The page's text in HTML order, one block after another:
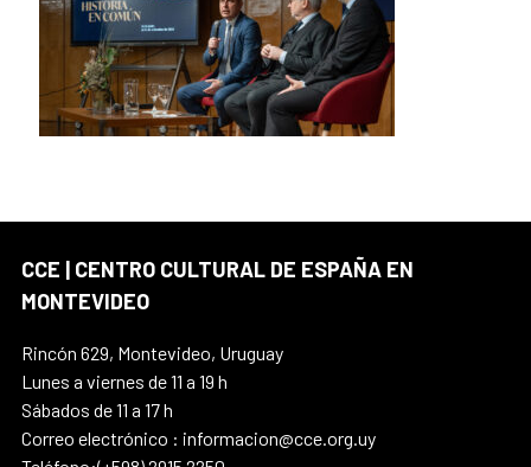
CCE | CENTRO CULTURAL DE ESPAÑA EN
MONTEVIDEO
Rincón 629, Montevideo, Uruguay
Lunes a viernes de 11 a 19 h
Sábados de 11 a 17 h
Correo electrónico : informacion@cce.org.uy